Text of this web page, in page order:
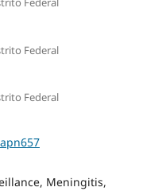
Federal
Federal
Meningitis,